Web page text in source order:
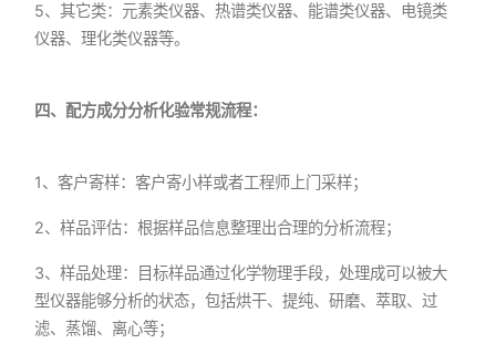
5、其它类：元素类仪器、热谱类仪器、能谱类仪器、电镜类
仪器、理化类仪器等。
四、配方成分分析化验常规流程：
1、客户寄样：客户寄小样或者工程师上门采样；
2、样品评估：根据样品信息整理出合理的分析流程；
3、样品处理：目标样品通过化学物理手段，处理成可以被大
型仪器能够分析的状态，包括烘干、提纯、研磨、萃取、过
滤、蒸馏、离心等；